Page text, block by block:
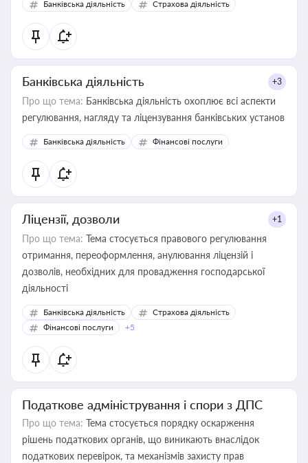
контрагентами
Банківська діяльність Страхова діяльність
Банківська діяльність +3
Про що тема: Банківська діяльність охоплює всі аспекти
регулювання, нагляду та ліцензування банківських установ
Банківська діяльність Фінансові послуги
Ліцензії, дозволи +1
Про що тема: Тема стосується правового регулювання
отримання, переоформлення, анулювання ліцензій і
дозволів, необхідних для провадження господарської
діяльності
Банківська діяльність
Страхова діяльність
Фінансові послуги
+5
Податкове адміністрування і спори з ДПС
Про що тема: Тема стосується порядку оскарження
рішень податкових органів, що виникають внаслідок
податкових перевірок, та механізмів захисту прав